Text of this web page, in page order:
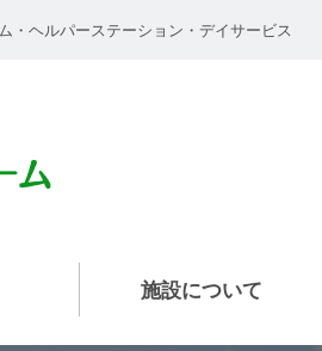
ヘルパーステーション・デイサービス
施設について